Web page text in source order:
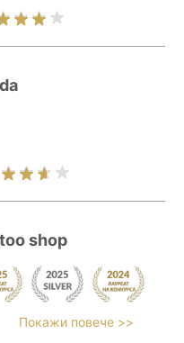
shop
Покажи повече >>